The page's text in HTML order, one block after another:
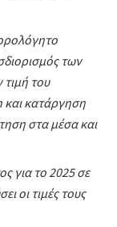
των
του
και κατάργηση
στα μέσα και
για το 2025 σε
οι τιμές τους